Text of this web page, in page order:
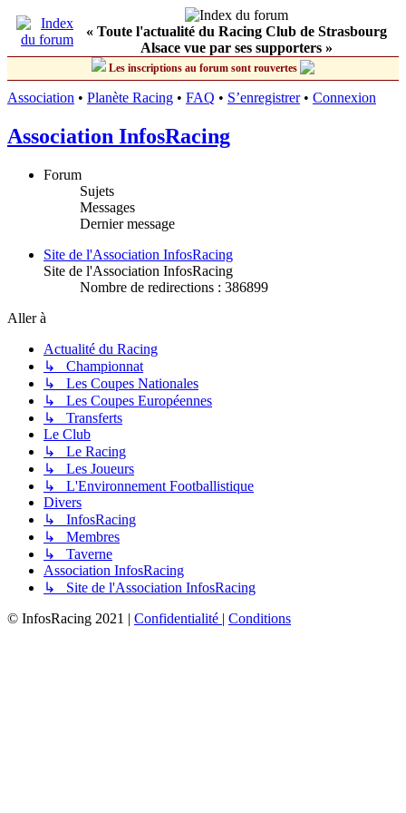
« Toute l'actualité du Racing Club de Strasbourg
Alsace vue par ses supporters »
Les inscriptions au forum sont rouvertes
Association • Planète Racing • FAQ • S’enregistrer• Connexion
Association InfosRacing
Forum
Sujets
Messages
Dernier message
Site de l'Association InfosRacing
Site de l'Association InfosRacing
Nombre de redirections : 386899
Aller à
Actualité du Racing
↳ Championnat
↳ Les Coupes Nationales
↳ Les Coupes Européennes
↳ Transferts
Le Club
↳ Le Racing
↳ Les Joueurs
↳ L'Environnement Footballistique
Divers
↳ InfosRacing
↳ Membres
↳ Taverne
Association InfosRacing
↳ Site de l'Association InfosRacing
© InfosRacing 2021 | Confidentialité | Conditions